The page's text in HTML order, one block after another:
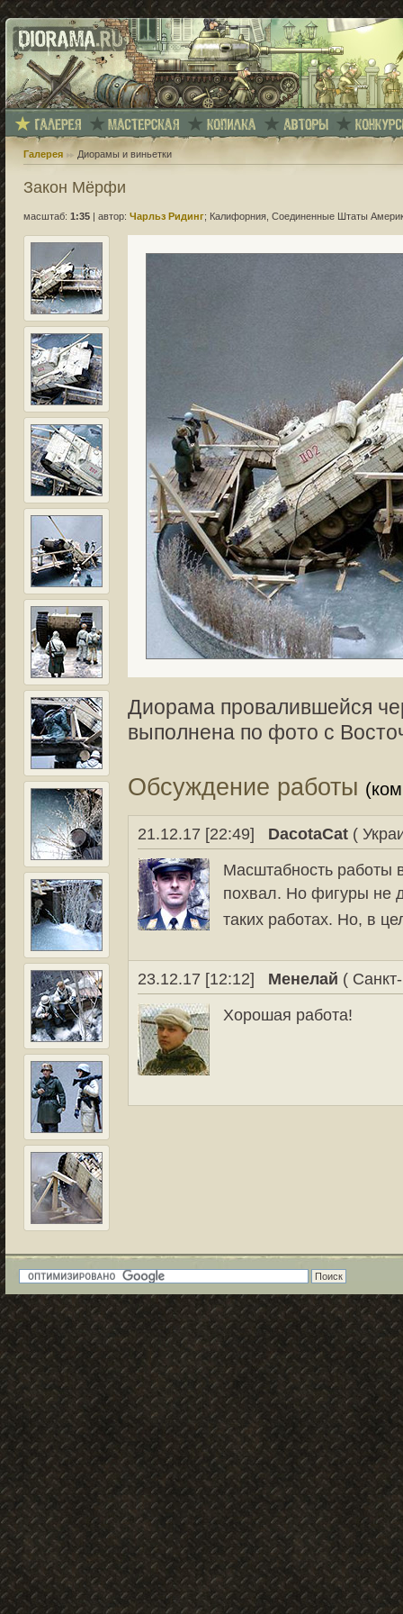
Галерея Диорамы и виньетки
Закон Мёрфи
масштаб: 1:35 автор: Чарльз Ридинг; Калифорния, Соединенные Штаты
Диорама провалившейся
выполнена по фото с
Обсуждение работы
21.12.17 [22:49] DacotaCat (
Масштабность работы
похвал. Но фигуры не
таких работах. Но, в
23.12.17 [12:12] Менелай (
Хорошая работа!